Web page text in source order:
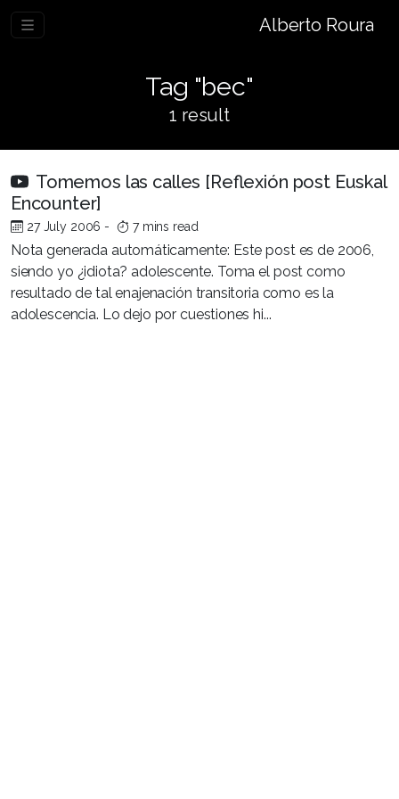
Alberto Roura
Tag "bec"
1 result
Tomemos las calles [Reflexión post Euskal
Encounter]
27 July 2006 - 7 mins read
Nota generada automáticamente: Este post es de 2006,
siendo yo ¿idiota? adolescente. Toma el post como
resultado de tal enajenación transitoria como es la
adolescencia. Lo dejo por cuestiones hi...